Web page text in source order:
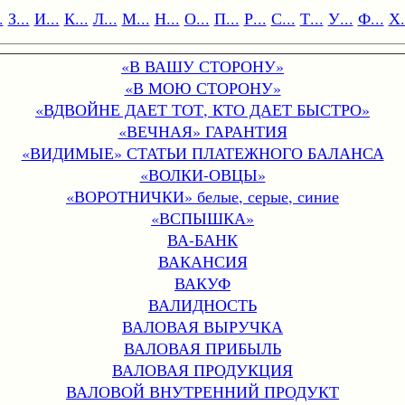
З... И... К... Л... М... Н... О... П... Р... С... Т... У... Ф...
«В ВАШУ СТОРОНУ»
«В МОЮ СТОРОНУ»
«ВДВОЙНЕ ДАЕТ ТОТ, КТО ДАЕТ БЫСТРО»
«ВЕЧНАЯ» ГАРАНТИЯ
«ВИДИМЫЕ» СТАТЬИ ПЛАТЕЖНОГО БАЛАНСА
«ВОЛКИ-ОВЦЫ»
«ВОРОТНИЧКИ» белые, серые, синие
«ВСПЫШКА»
ВА-БАНК
ВАКАНСИЯ
ВАКУФ
ВАЛИДНОСТЬ
ВАЛОВАЯ ВЫРУЧКА
ВАЛОВАЯ ПРИБЫЛЬ
ВАЛОВАЯ ПРОДУКЦИЯ
ВАЛОВОЙ ВНУТРЕННИЙ ПРОДУКТ